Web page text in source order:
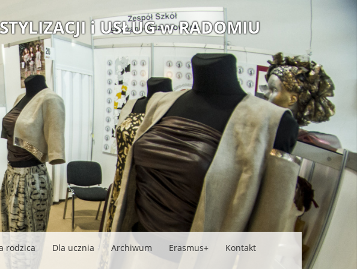
i USŁUG w RADOMIU
rodzica Dla ucznia Archiwum Erasmus+
Kontakt